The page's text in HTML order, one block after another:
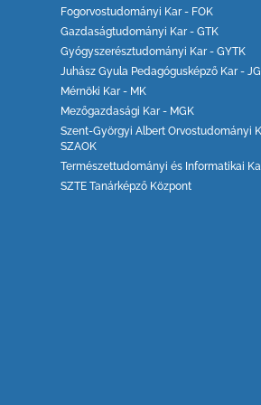
Fogorvostudományi Kar - FOK
Gazdaságtudományi Kar - GTK
Gyógyszerésztudományi Kar - GYTK
Juhász Gyula Pedagógusképző Kar -
Mérnöki Kar - MK
Mezőgazdasági Kar - MGK
Szent-Györgyi Albert Orvostudományi
SZAOK
Természettudományi és Informatikai
SZTE Tanárképző Központ